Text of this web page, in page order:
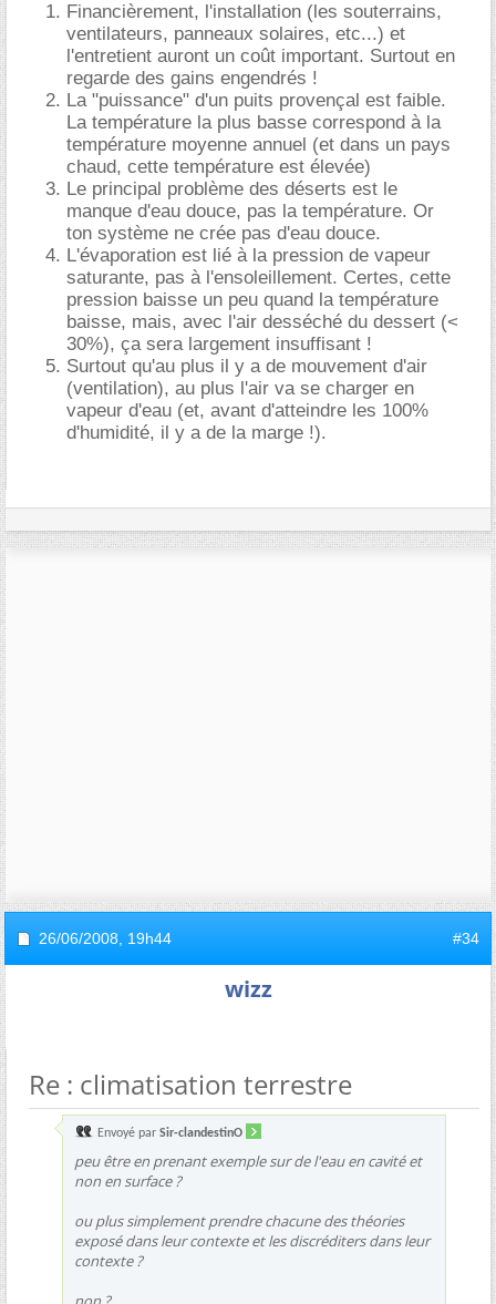
Financièrement, l'installation (les souterrains,
ventilateurs, panneaux solaires, etc...) et
l'entretient auront un coût important. Surtout en
regarde des gains engendrés !
La "puissance" d'un puits provençal est faible.
La température la plus basse correspond à la
température moyenne annuel (et dans un pays
chaud, cette température est élevée)
Le principal problème des déserts est le
manque d'eau douce, pas la température. Or
ton système ne crée pas d'eau douce.
L'évaporation est lié à la pression de vapeur
saturante, pas à l'ensoleillement. Certes, cette
pression baisse un peu quand la température
baisse, mais, avec l'air desséché du dessert (<
30%), ça sera largement insuffisant !
Surtout qu'au plus il y a de mouvement d'air
(ventilation), au plus l'air va se charger en
vapeur d'eau (et, avant d'atteindre les 100%
d'humidité, il y a de la marge !).
26/06/2008, 19h44 #34
wizz
Re : climatisation terrestre
Envoyé par Sir-clandestinO
peu être en prenant exemple sur de l'eau en cavité et
non en surface ?
ou plus simplement prendre chacune des théories
exposé dans leur contexte et les discréditers dans leur
contexte ?